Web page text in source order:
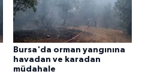
Bursa'da orman yangınına
havadan ve karadan
müdahale